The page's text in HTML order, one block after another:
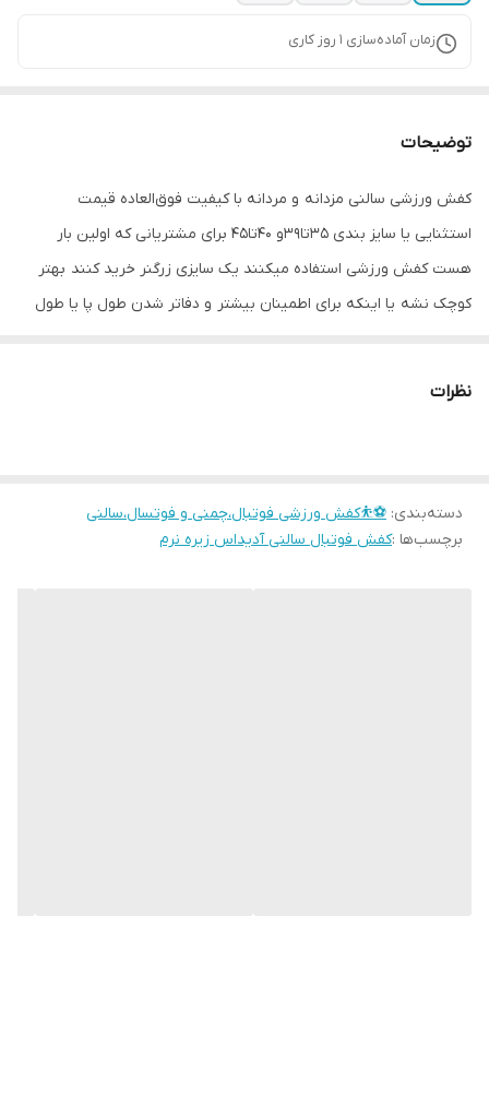
زمان آماده‌سازی 1 روز کاری
توضیحات
کفش ورزشی سالنی مزدانه و مردانه با کیفیت فوق‌العاده قیمت
استثنایی یا سایز بندی ۳۵تا۳۹و ۴۰تا۴۵ برای مشتریانی که اولین بار
هست کفش ورزشی استفاده میکنند یک سایزی زرگنر خرید کنند بهتر
کوچک نشه یا اینکه برای اطمینان بیشتر و دفاتر شدن طول پا یا طول
نظرات
دسته‌بندی: ⚽⛹️کفش ورزشی فوتبال،چمنی و فوتسال،سالنی
برچسب‌ها :کفش فوتبال سالنی آدیداس زیره نرم